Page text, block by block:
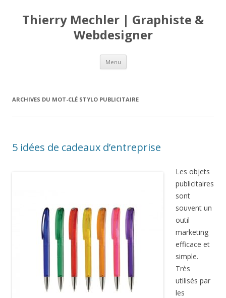
Thierry Mechler | Graphiste &
Webdesigner
Menu Aller
contenu
ARCHIVES DU MOT-CLÉ STYLO PUBLICITAIRE
5 idées de cadeaux d’entreprise
Les objets
publicitaires
sont
souvent un
outil
marketing
efficace et
simple.
Très
utilisés par
les